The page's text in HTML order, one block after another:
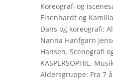
Koreografi og
Eisenhardt og
Dans og koreografi:
Nanna Hanfgarn
Hansen. Scenografi
KASPERSOPHIE.
Aldersgruppe: Fra 7